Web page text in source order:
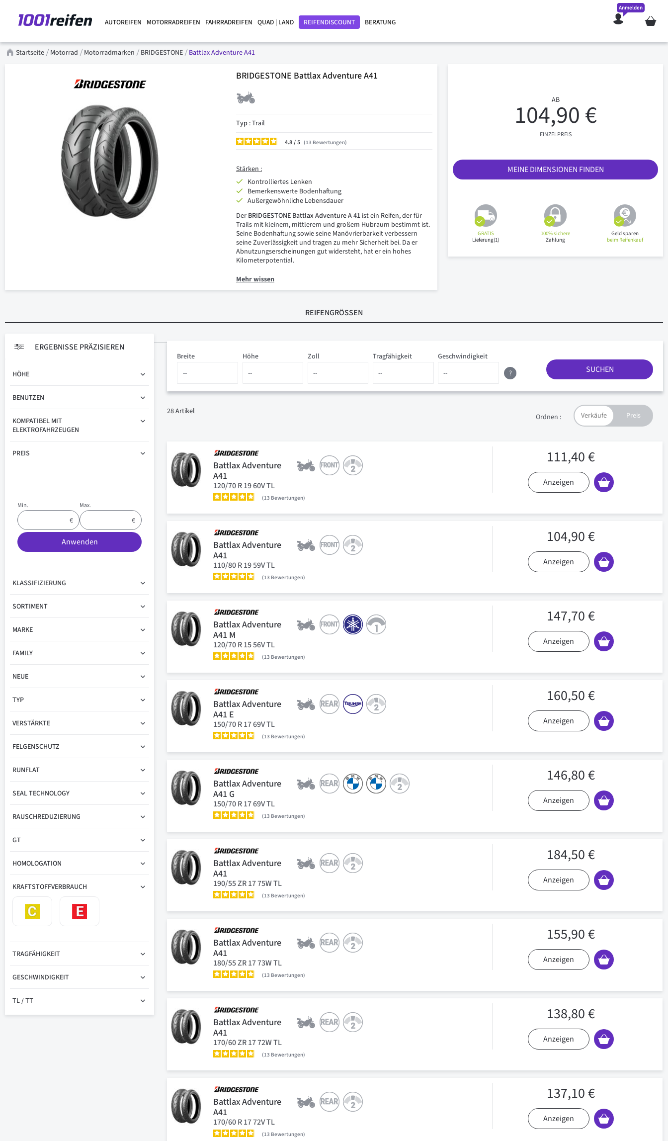
AUTOREIFEN MOTORRADREIFEN FAHRRADREIFEN QUAD | LAND REIFENDISCOUNT BERATUNG Mein
Anmelden
Startseite Motorrad Motorradmarken BRIDGESTONE Battlax Adventure A41
BRIDGESTONE Battlax Adventure A41
Typ: Trail
4.8/ 13 Bewertungen
Stärken :
Kontrolliertes Lenken
Bemerkenswerte Bodenhaftung
Außergewöhnliche Lebensdauer
Der BRIDGESTONE Battlax Adventure A 41ist ein Reifen, der für
Trails mit kleinem, mittlerem und großem Hubraum bestimmt ist.
Seine Bodenhaftung sowie seine Manövrierbarkeit verbessern
seine Zuverlässigkeit und tragen zu mehr Sicherheit bei. Da er
Abnutzungserscheinungen gut widersteht, hat er ein hohes
Kilometerpotential.
Mehr wissen
AB
104,90 €
EINZELPREIS
MEINE DIMENSIONEN FINDEN
GRATIS
Lieferung(1)
100% sichere
Zahlung
Geld sparen
beim Reifenkauf
REIFENGRÖSSEN
Zoll
Höhe Tragfähigkeit Geschwindigkeit
Breite
?
SUCHEN
28Artikel
Ordnen :
Battlax Adventure
A41
120/70 R 19 60V TL
13 Bewertungen
111,40 €
Anzeigen
Battlax Adventure
A41
110/80 R 19 59V TL
13 Bewertungen
104,90 €
Anzeigen
Battlax Adventure
A41 M
120/70 R 15 56V TL
13 Bewertungen
147,70 €
Anzeigen
Battlax Adventure
A41 E
150/70 R 17 69V TL
13 Bewertungen
160,50 €
Anzeigen
Battlax Adventure
A41 G
150/70 R 17 69V TL
13 Bewertungen
146,80 €
Anzeigen
Battlax Adventure
A41
190/55 ZR 17 75W TL
13 Bewertungen
184,50 €
Anzeigen
Battlax Adventure
A41
180/55 ZR 17 73W TL
13 Bewertungen
155,90 €
Anzeigen
Battlax Adventure
A41
170/60 ZR 17 72W TL
13 Bewertungen
138,80 €
Anzeigen
Battlax Adventure
A41
170/60 R 17 72V TL
13 Bewertungen
137,10 €
Anzeigen
ERGEBNISSE PRÄZISIEREN
HÖHE
BENUTZEN
KOMPATIBEL MIT
ELEKTROFAHRZEUGEN
PREIS
Min. Max.
Anwenden
KLASSIFIZIERUNG
SORTIMENT
MARKE
FAMILY
NEUE
TYP
VERSTÄRKTE
FELGENSCHUTZ
RUNFLAT
SEAL TECHNOLOGY
RAUSCHREDUZIERUNG
GT
HOMOLOGATION
KRAFTSTOFFVERBRAUCH
TRAGFÄHIGKEIT
GESCHWINDIGKEIT
TL / TT